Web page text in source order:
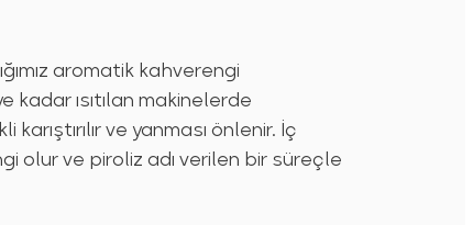
aromatik kahverengi
kadar ısıtılan makinelerde
ve yanması önlenir. İç
olur ve piroliz adı verilen bir süreçle